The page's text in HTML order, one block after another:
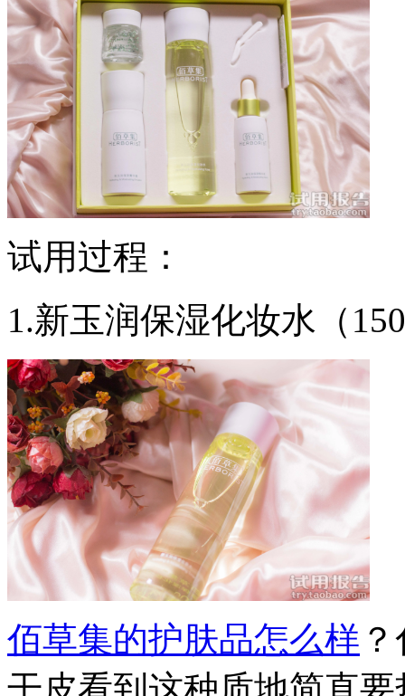
试用过程：
1.新玉润保湿化妆水（
佰草集的护肤品怎么样
干皮看到这种质地简直